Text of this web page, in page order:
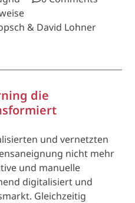
& David Lohner
die
und vernetzten
nicht mehr
und manuelle
digitalisiert und
Gleichzeitig